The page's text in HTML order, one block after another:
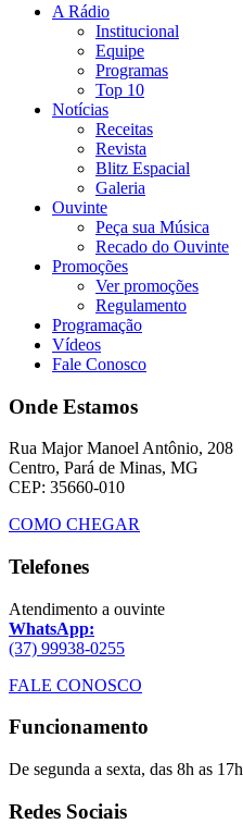
A Rádio
Institucional
Equipe
Programas
Top 10
Notícias
Receitas
Revista
Blitz Espacial
Galeria
Ouvinte
Peça sua Música
Recado do Ouvinte
Promoções
Ver promoções
Regulamento
Programação
Vídeos
Fale Conosco
Onde Estamos
Rua Major Manoel Antônio, 208
Centro, Pará de Minas, MG
CEP: 35660-010
COMO CHEGAR
Telefones
Atendimento a ouvinte
WhatsApp:
(37) 99938-0255
FALE CONOSCO
Funcionamento
De segunda a sexta, das 8h as 17h
Redes Sociais